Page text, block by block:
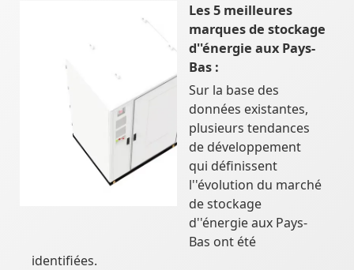
Les 5 meilleures
marques de stockage
d''énergie aux Pays-
Bas :
Sur la base des
données existantes,
plusieurs tendances
de développement
qui définissent
l''évolution du marché
de stockage
d''énergie aux Pays-
Bas ont été
identifiées.